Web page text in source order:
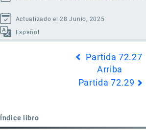
Actualizado el 28 Junio, 2025
Español
72.28
Partida 72.27
Arriba
Partida 72.29
Índice libro